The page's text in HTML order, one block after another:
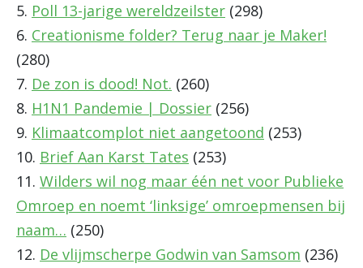
5. Poll 13-jarige wereldzeilster (298)
6. Creationisme folder? Terug naar je Maker!
(280)
7. De zon is dood! Not. (260)
8. H1N1 Pandemie | Dossier (256)
9. Klimaatcomplot niet aangetoond (253)
10. Brief Aan Karst Tates (253)
11. Wilders wil nog maar één net voor Publieke
Omroep en noemt ‘linksige’ omroepmensen bij
naam… (250)
12. De vlijmscherpe Godwin van Samsom (236)